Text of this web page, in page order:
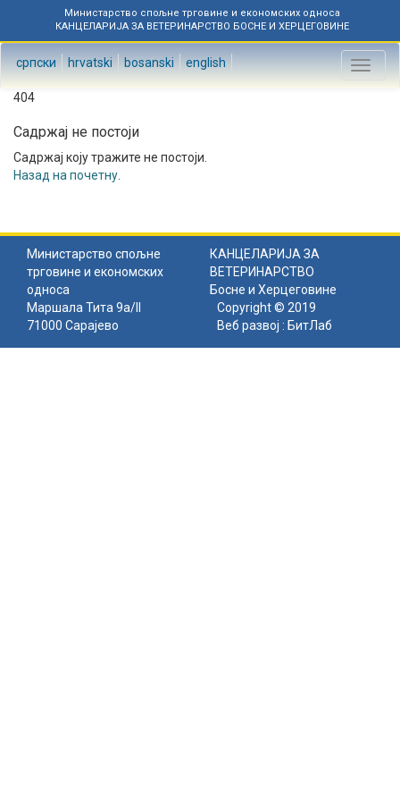
Министарство спољне трговине и економских односа
КАНЦЕЛАРИЈА ЗА ВЕТЕРИНАРСТВО БОСНЕ И ХЕРЦЕГОВИНЕ
српски hrvatski bosanski english
Toggle
404
Садржај не постоји
Садржај коју тражите не постоји.
Назад на почетну
Министарство спољне
трговине и економских
односа
КАНЦЕЛАРИЈА ЗА
ВЕТЕРИНАРСТВО
Босне и Херцеговине
Маршала Тита 9а/II
71000 Сарајево
Copyright © 2019
Веб развој : БитЛаб